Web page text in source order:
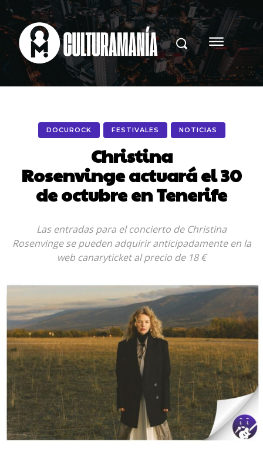
DOCUROCK FESTIVALES NOTICIAS
Christina
Rosenvinge actuará el 30
de octubre en Tenerife
Las entradas para el concierto de Christina
Rosenvinge se pueden adquirir anticipadamente en la
web canaryticket al precio de 18 €